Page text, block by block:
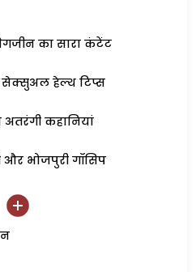
का सारा कंटेंट
सेक्सुअल हेल्थ टिप्स
अतरंगी कहानियां
और भोजपुरी गॉसिप